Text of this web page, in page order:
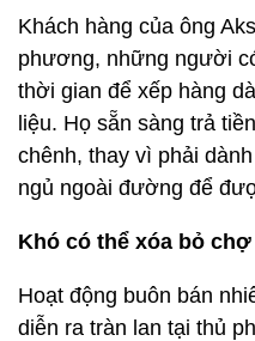
Khách hàng của ông
phương, những người
thời gian để xếp hàng
liệu. Họ sẵn sàng trả
chênh, thay vì phải
ngủ ngoài đường để
Khó có thể xóa bỏ chợ
Hoạt động buôn bán
diễn ra tràn lan tại thủ